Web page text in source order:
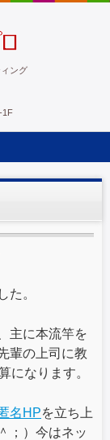
％
ング
1F
た。
主に本流竿を
輩の上司に教
になります。
名HPを立ち上
；）今はネッ